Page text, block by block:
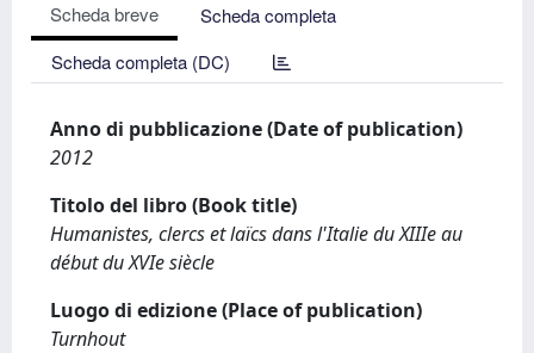
Scheda breve
Scheda completa
Scheda completa (DC)
Anno di pubblicazione (Date of publication)
2012
Titolo del libro (Book title)
Humanistes, clercs et laïcs dans l'Italie du XIIIe au
début du XVIe siècle
Luogo di edizione (Place of publication)
Turnhout